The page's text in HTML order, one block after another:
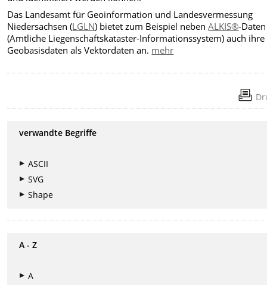
Das Landesamt für Geoinformation und Landesvermessung
Niedersachsen (LGLN) bietet zum Beispiel nebenALKIS®-Daten
(Amtliche Liegenschaftskataster-Informationssystem) auch ihre
Geobasisdaten als Vektordaten an. mehr
verwandte Begriffe
ASCII
SVG
Shape
A - Z
A